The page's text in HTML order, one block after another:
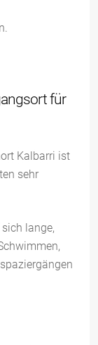
für
Kalbarri ist
sehr
lange,